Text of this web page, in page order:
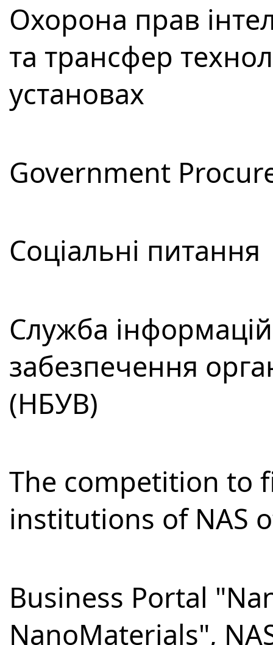
Охорона прав
та трансфер
установах
Government
Соціальні питання
Служба
забезпечення
(НБУВ)
The competition to
institutions of NAS
Business Portal
NanoMaterials",